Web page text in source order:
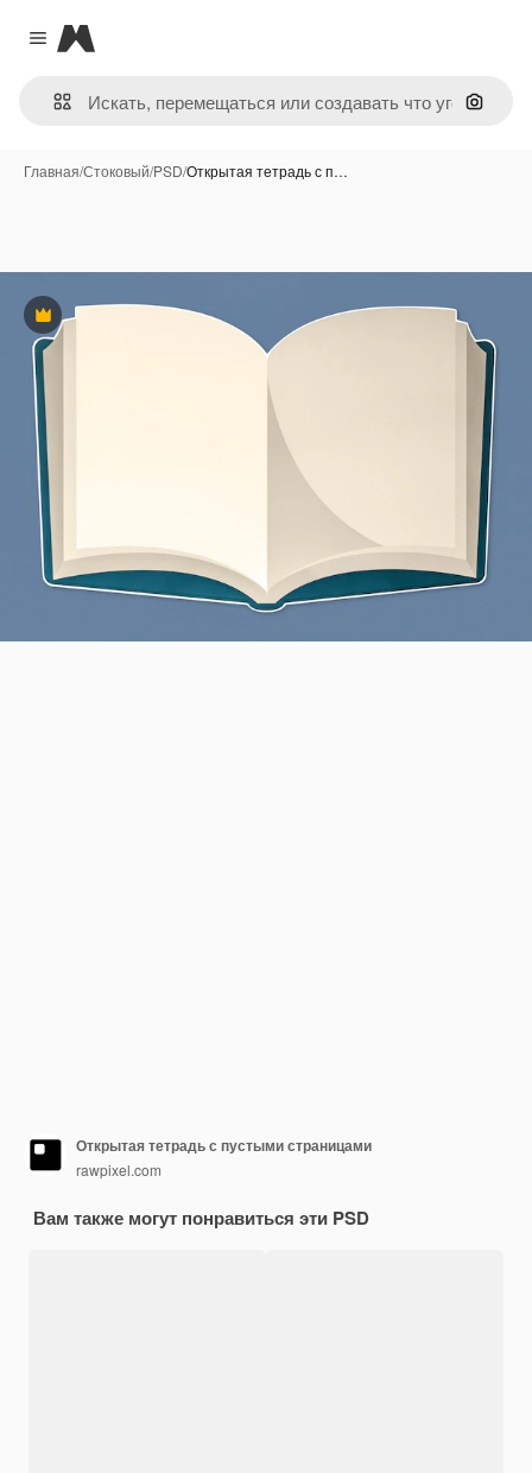
Close menu
Magnific
Поиск
Главная/Стоковый/PSD/Открытая тетрадь с п…
Премиум
Открытая тетрадь с пустыми страницами
rawpixel.com
Вам также могут понравиться эти PSD